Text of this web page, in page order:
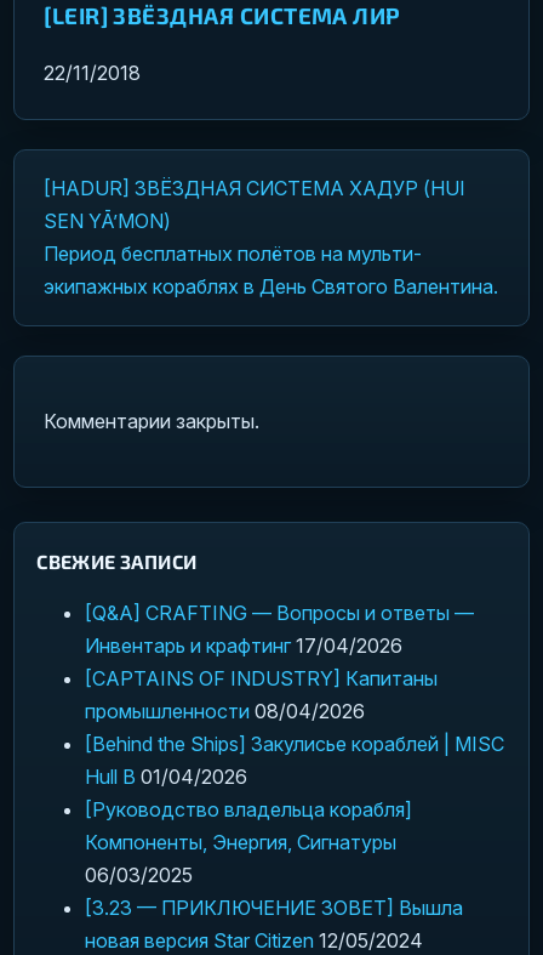
[LEIR] ЗВЁЗДНАЯ СИСТЕМА ЛИР
22/11/2018
Навигация по записям
[HADUR] ЗВЁЗДНАЯ СИСТЕМА ХАДУР (HUI
SEN YĀ’MON)
Период бесплатных полётов на мульти-
экипажных кораблях в День Святого Валентина.
Комментарии закрыты.
СВЕЖИЕ ЗАПИСИ
[Q&A] CRAFTING — Вопросы и ответы —
Инвентарь и крафтинг 17/04/2026
[CAPTAINS OF INDUSTRY] Капитаны
промышленности 08/04/2026
[Behind the Ships] Закулисье кораблей | MISC
Hull B 01/04/2026
[Руководство владельца корабля]
Компоненты, Энергия, Сигнатуры
06/03/2025
[3.23 — ПРИКЛЮЧЕНИЕ ЗОВЕТ] Вышла
новая версия Star Citizen 12/05/2024